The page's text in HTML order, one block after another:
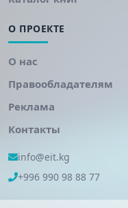
О ПРОЕКТЕ
О нас
Правообладателям
Реклама
Контакты
info@eit.kg
+996 990 98 88 77